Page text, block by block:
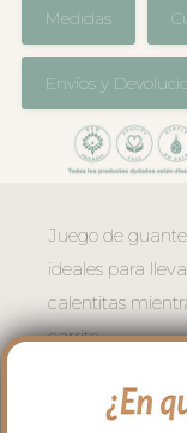
Medidas
Envíos y
Juego de
ideales para
calentitas
carrito.
dos cremalleras